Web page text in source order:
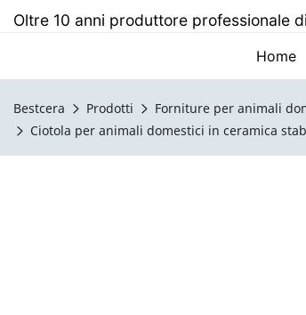
Oltre 10 anni produttore professionale
Home
Bestcera Prodotti Forniture per animali
Ciotola per animali domestici in ceramica